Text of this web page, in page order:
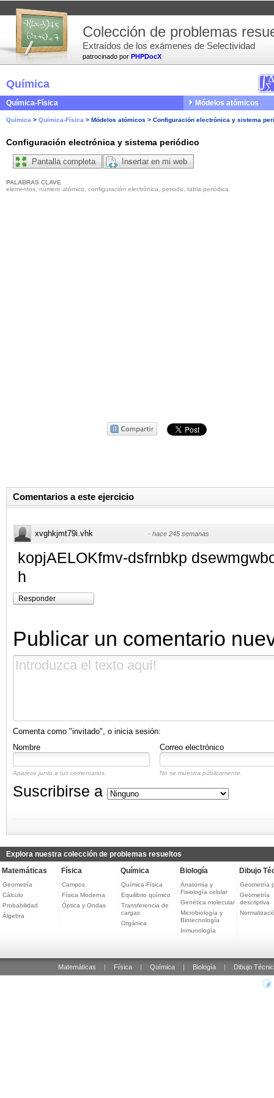
patrocinado por PHPDocX
Colección de problemas
Extraídos de los exámenes de Selectividad
Química
Química-Física Módelos atómicos
Química > Química-Física > Módelos atómicos > Configuración electrónica y sistema
Configuración electrónica y sistema periódico
Pantalla completa Insertar en mi web
PALABRAS CLAVE
elementos, número atómico, configuración electrónica, periodo, tabla periódica
Comentarios a este ejercicio
xvghkjmt79i.vhk · hace 245 semanas
kopjAELOKfmv-dsfrnbkp
h
Responder
Publicar un comentario
Comenta como "invitado", o inicia sesión:
Nombre
Correo electrónico
Aparece junto a tus comentarios. No se muestra públicamente.
Suscribirse a
Explora nuestra colección de problemas resueltos
Matemáticas
Geometría
Cálculo
Probabilidad
Álgebra
Física
Campos
Física Moderna
Óptica y Ondas
Química
Química-Física
Equilibrio químico
Transferencia de
cargas
Orgánica
Biología
Anatomía y
Fisiología celular
Genética molecular
Microbiología y
Biotecnología
Inmunología
Dibujo
Geometría
Geometría
descriptiva
Matemáticas Física Química Biología Dibujo